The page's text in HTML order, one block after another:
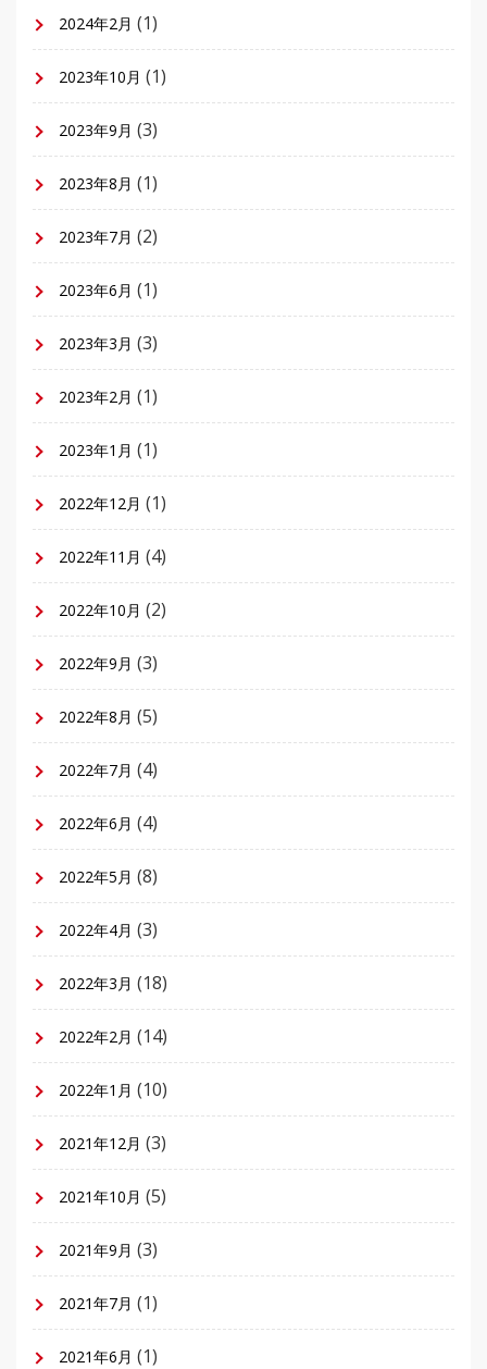
2024年2月 (1)
2023年10月 (1)
2023年9月 (3)
2023年8月 (1)
2023年7月 (2)
2023年6月 (1)
2023年3月 (3)
2023年2月 (1)
2023年1月 (1)
2022年12月 (1)
2022年11月 (4)
2022年10月 (2)
2022年9月 (3)
2022年8月 (5)
2022年7月 (4)
2022年6月 (4)
2022年5月 (8)
2022年4月 (3)
2022年3月 (18)
2022年2月 (14)
2022年1月 (10)
2021年12月 (3)
2021年10月 (5)
2021年9月 (3)
2021年7月 (1)
2021年6月 (1)